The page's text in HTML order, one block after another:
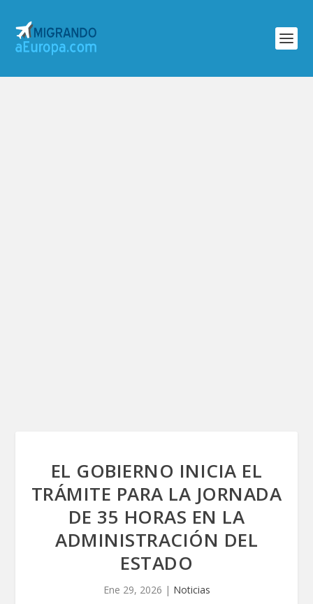
EL GOBIERNO INICIA EL
TRÁMITE PARA LA JORNADA
DE 35 HORAS EN LA
ADMINISTRACIÓN DEL
ESTADO
Ene 29, 2026 | Noticias